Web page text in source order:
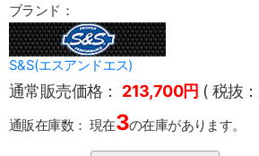
ブランド：
S&S(エスアンドエス)
通常販売価格： 213,700円 ( 税抜：
通販在庫数： 現在3の在庫があります。